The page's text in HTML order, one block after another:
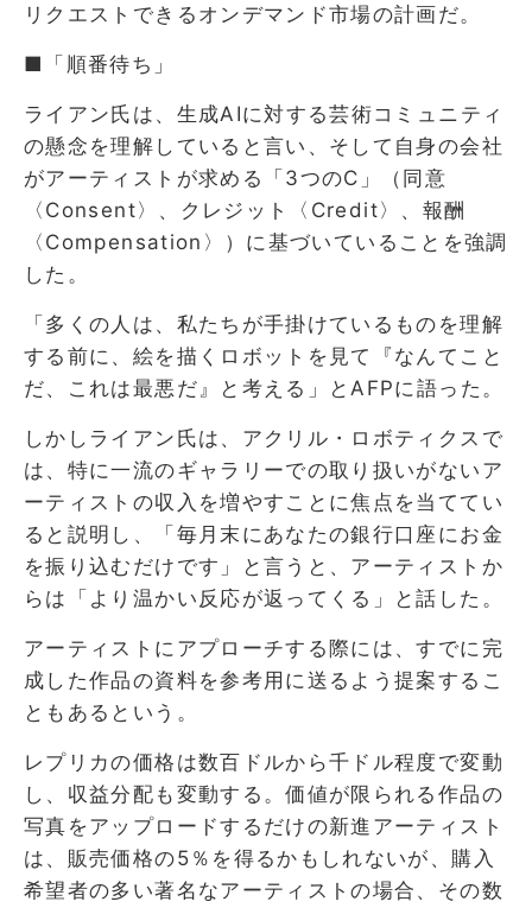
リクエストできるオンデマンド市場の計画だ。
■「順番待ち」
ライアン氏は、生成AIに対する芸術コミュニティ
の懸念を理解していると言い、そして自身の会社
がアーティストが求める「3つのC」（同意
〈Consent〉、クレジット〈Credit〉、報酬
〈Compensation〉）に基づいていることを強調
した。
「多くの人は、私たちが手掛けているものを理解
する前に、絵を描くロボットを見て『なんてこと
だ、これは最悪だ』と考える」とAFPに語った。
しかしライアン氏は、アクリル・ロボティクスで
は、特に一流のギャラリーでの取り扱いがないア
ーティストの収入を増やすことに焦点を当ててい
ると説明し、「毎月末にあなたの銀行口座にお金
を振り込むだけです」と言うと、アーティストか
らは「より温かい反応が返ってくる」と話した。
アーティストにアプローチする際には、すでに完
成した作品の資料を参考用に送るよう提案するこ
ともあるという。
レプリカの価格は数百ドルから千ドル程度で変動
し、収益分配も変動する。価値が限られる作品の
写真をアップロードするだけの新進アーティスト
は、販売価格の5％を得るかもしれないが、購入
希望者の多い著名なアーティストの場合、その数